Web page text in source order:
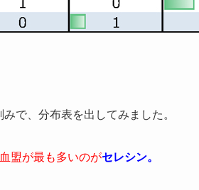
で、分布表を出してみました。
盟が最も多いのがセレシン。